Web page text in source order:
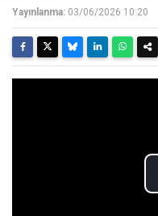
Yayınlanma: 03/06/2026 10:20